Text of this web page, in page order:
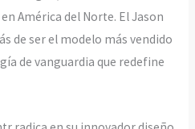
América del Norte. El Jason
de ser el modelo más vendido
de vanguardia que redefine